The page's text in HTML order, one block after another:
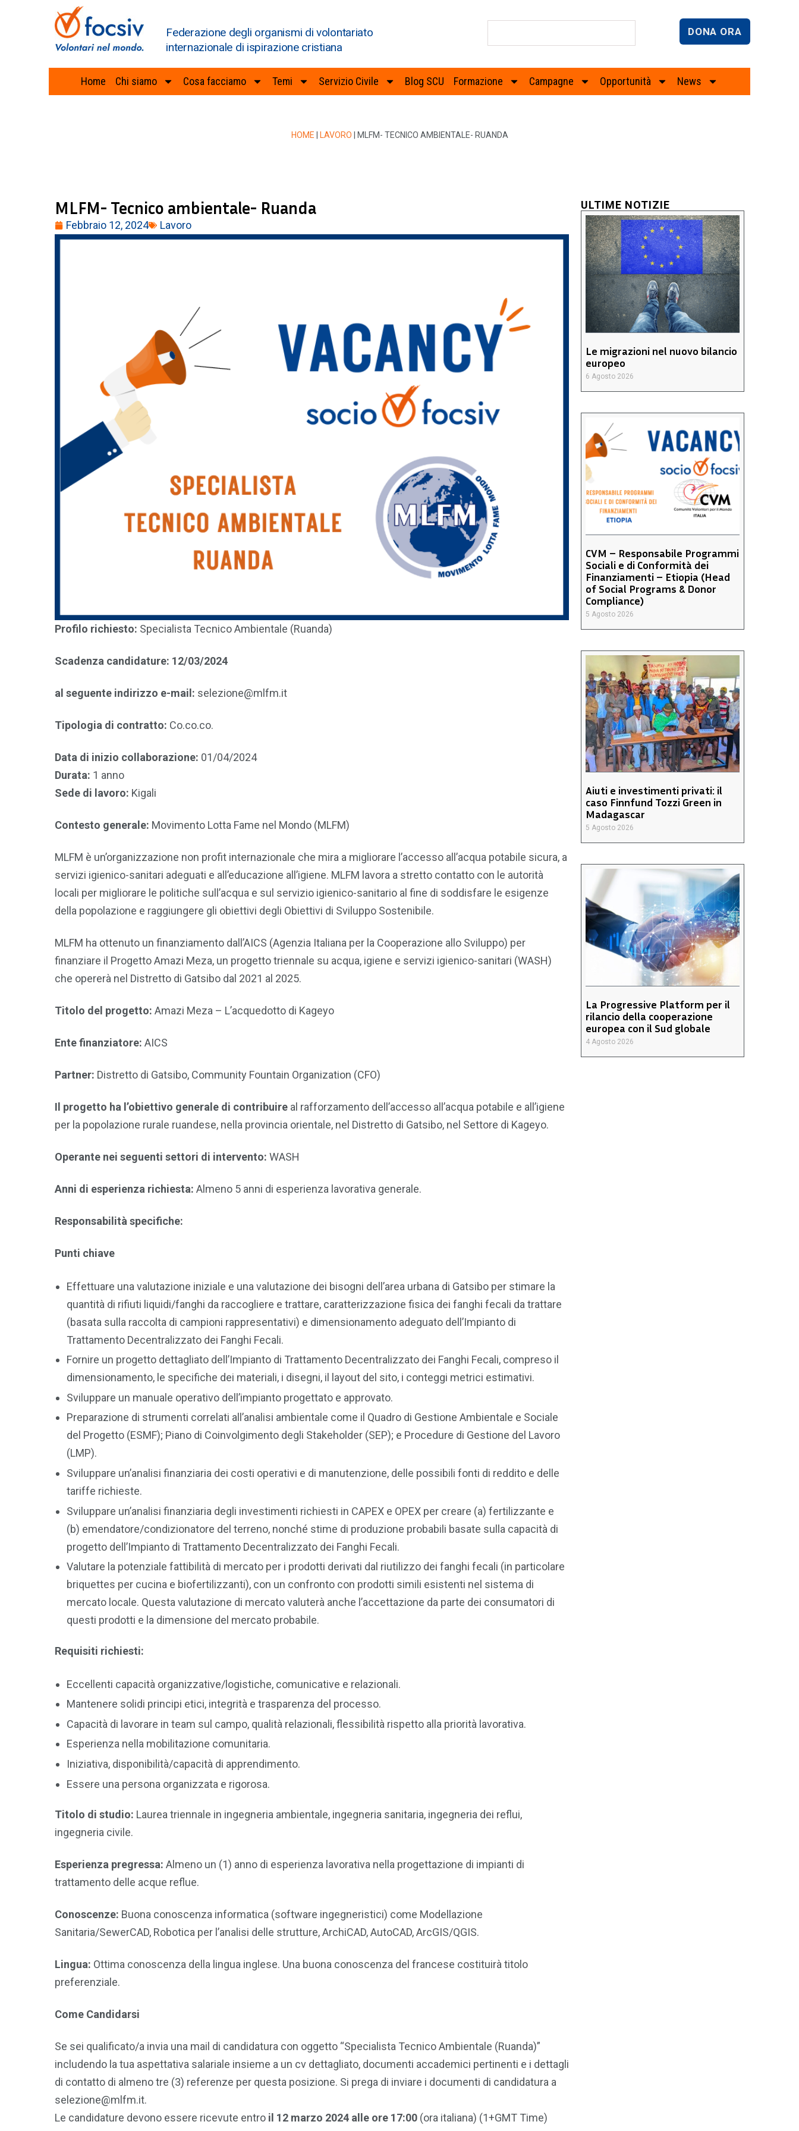
Federazione degli organismi di volontariato
internazionale di ispirazione cristiana
DONA ORA
Home Chi siamo Cosa facciamo Temi Servizio Civile Blog SCU Formazione Campagne Opportunità News
HOME LAVORO MLFM- TECNICO AMBIENTALE- RUANDA
MLFM- Tecnico ambientale- Ruanda
Febbraio 12, 2024 Lavoro
Profilo richiesto: Specialista Tecnico Ambientale (Ruanda)
Scadenza candidature: 12/03/2024
al seguente indirizzo e-mail: selezione@mlfm.it
Tipologia di contratto: Co.co.co.
Data di inizio collaborazione: 01/04/2024
Durata: 1 anno
Sede di lavoro: Kigali
Contesto generale: Movimento Lotta Fame nel Mondo (MLFM)
MLFM è un’organizzazione non profit internazionale che mira a migliorare l’accesso all’acqua potabile sicura, a
servizi igienico-sanitari adeguati e all’educazione all’igiene. MLFM lavora a stretto contatto con le autorità
locali per migliorare le politiche sull’acqua e sul servizio igienico-sanitario al fine di soddisfare le esigenze
della popolazione e raggiungere gli obiettivi degli Obiettivi di Sviluppo Sostenibile.
MLFM ha ottenuto un finanziamento dall’AICS (Agenzia Italiana per la Cooperazione allo Sviluppo) per
finanziare il Progetto Amazi Meza, un progetto triennale su acqua, igiene e servizi igienico-sanitari (WASH)
che opererà nel Distretto di Gatsibo dal 2021 al 2025.
Titolo del progetto: Amazi Meza – L’acquedotto di Kageyo
Ente finanziatore: AICS
Partner: Distretto di Gatsibo, Community Fountain Organization (CFO)
Il progetto ha l’obiettivo generale di contribuire al rafforzamento dell’accesso all’acqua potabile e all’igiene
per la popolazione rurale ruandese, nella provincia orientale, nel Distretto di Gatsibo, nel Settore di Kageyo.
Operante nei seguenti settori di intervento: WASH
Anni di esperienza richiesta: Almeno 5 anni di esperienza lavorativa generale.
Responsabilità specifiche:
Punti chiave
Effettuare una valutazione iniziale e una valutazione dei bisogni dell’area urbana di Gatsibo per stimare la
quantità di rifiuti liquidi/fanghi da raccogliere e trattare, caratterizzazione fisica dei fanghi fecali da trattare
(basata sulla raccolta di campioni rappresentativi) e dimensionamento adeguato dell’Impianto di
Trattamento Decentralizzato dei Fanghi Fecali.
Fornire un progetto dettagliato dell’Impianto di Trattamento Decentralizzato dei Fanghi Fecali, compreso il
dimensionamento, le specifiche dei materiali, i disegni, il layout del sito, i conteggi metrici estimativi.
Sviluppare un manuale operativo dell’impianto progettato e approvato.
Preparazione di strumenti correlati all’analisi ambientale come il Quadro di Gestione Ambientale e Sociale
del Progetto (ESMF); Piano di Coinvolgimento degli Stakeholder (SEP); e Procedure di Gestione del Lavoro
(LMP).
Sviluppare un’analisi finanziaria dei costi operativi e di manutenzione, delle possibili fonti di reddito e delle
tariffe richieste.
Sviluppare un’analisi finanziaria degli investimenti richiesti in CAPEX e OPEX per creare (a) fertilizzante e
(b) emendatore/condizionatore del terreno, nonché stime di produzione probabili basate sulla capacità di
progetto dell’Impianto di Trattamento Decentralizzato dei Fanghi Fecali.
Valutare la potenziale fattibilità di mercato per i prodotti derivati dal riutilizzo dei fanghi fecali (in particolare
briquettes per cucina e biofertilizzanti), con un confronto con prodotti simili esistenti nel sistema di
mercato locale. Questa valutazione di mercato valuterà anche l’accettazione da parte dei consumatori di
questi prodotti e la dimensione del mercato probabile.
Requisiti richiesti:
Eccellenti capacità organizzative/logistiche, comunicative e relazionali.
Mantenere solidi principi etici, integrità e trasparenza del processo.
Capacità di lavorare in team sul campo, qualità relazionali, flessibilità rispetto alla priorità lavorativa.
Esperienza nella mobilitazione comunitaria.
Iniziativa, disponibilità/capacità di apprendimento.
Essere una persona organizzata e rigorosa.
Titolo di studio: Laurea triennale in ingegneria ambientale, ingegneria sanitaria, ingegneria dei reflui,
ingegneria civile.
Esperienza pregressa: Almeno un (1) anno di esperienza lavorativa nella progettazione di impianti di
trattamento delle acque reflue.
Conoscenze: Buona conoscenza informatica (software ingegneristici) come Modellazione
Sanitaria/SewerCAD, Robotica per l’analisi delle strutture, ArchiCAD, AutoCAD, ArcGIS/QGIS.
Lingua: Ottima conoscenza della lingua inglese. Una buona conoscenza del francese costituirà titolo
preferenziale.
Come Candidarsi
Se sei qualificato/a invia una mail di candidatura con oggetto “Specialista Tecnico Ambientale (Ruanda)”
includendo la tua aspettativa salariale insieme a un cv dettagliato, documenti accademici pertinenti e i dettagli
di contatto di almeno tre (3) referenze per questa posizione. Si prega di inviare i documenti di candidatura a
selezione@mlfm.it.
Le candidature devono essere ricevute entro il 12 marzo 2024 alle ore 17:00 (ora italiana) (1+GMT Time)
ULTIME NOTIZIE
Le migrazioni nel nuovo bilancio
europeo
6 Agosto 2026
CVM – Responsabile Programmi
Sociali e di Conformità dei
Finanziamenti – Etiopia (Head
of Social Programs & Donor
Compliance)
5 Agosto 2026
Aiuti e investimenti privati: il
caso Finnfund Tozzi Green in
Madagascar
5 Agosto 2026
La Progressive Platform per il
rilancio della cooperazione
europea con il Sud globale
4 Agosto 2026